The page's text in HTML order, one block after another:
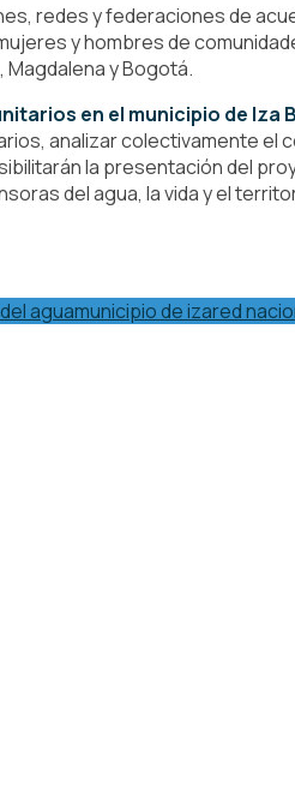
redes y federaciones de
y hombres de
Magdalena y Bogotá.
en el municipio de Iza
analizar colectivamente
la presentación del
del agua, la vida y el
aguamunicipio de izared